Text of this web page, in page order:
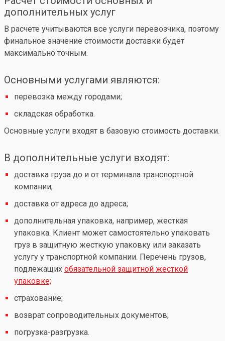
дополнительных услуг
В расчете учитываются все услуги перевозчика, поэтому
финальное значение стоимости доставки будет
максимально точным.
Основными услугами являются:
перевозка между городами;
складская обработка.
Основные услуги входят в базовую стоимость доставки.
В дополнительные услуги входят:
доставка груза до и от терминала транспортной
компании;
доставка от адреса до адреса;
дополнительная упаковка, например, жесткая
упаковка. Клиент может самостоятельно упаковать
груз в защитную жесткую упаковку или заказать
услугу у транспортной компании. Перечень грузов,
подлежащих обязательной защитной жесткой
упаковке;
страхование;
возврат сопроводительных документов;
погрузка-разгрузка.